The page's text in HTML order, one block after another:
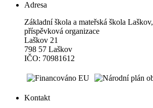
Adresa
Základní škola a mateřská škola Laškov,
příspěvková organizace
Laškov 21
798 57 Laškov
IČO: 70981612
Kontakt